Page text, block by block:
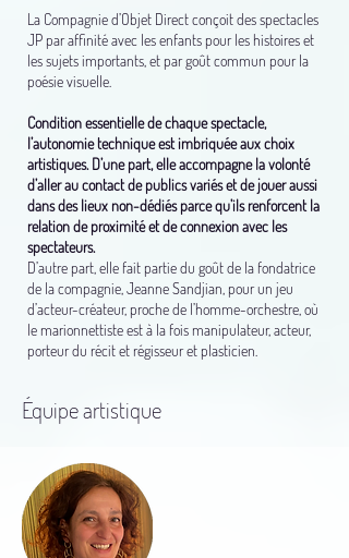
La Compagnie d’Objet Direct conçoit des spectacles
JP par affinité avec les enfants pour les histoires et
les sujets importants, et par goût commun pour la
poésie visuelle.
Condition essentielle de chaque spectacle,
l’autonomie technique est imbriquée aux choix
artistiques. D’une part, elle accompagne la volonté
d’aller au contact de publics variés et de jouer aussi
dans des lieux non-dédiés parce qu’ils renforcent la
relation de proximité et de connexion avec les
spectateurs.
D’autre part, elle fait partie du goût de la fondatrice
de la compagnie, Jeanne Sandjian, pour un jeu
d’acteur-créateur, proche de l’homme-orchestre, où
le marionnettiste est à la fois manipulateur, acteur,
porteur du récit et régisseur et plasticien.
Équipe artistique